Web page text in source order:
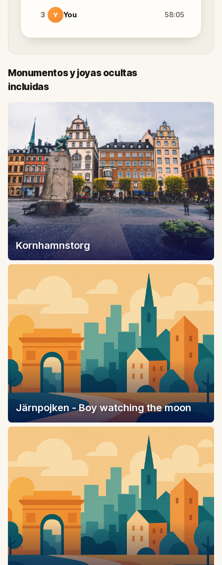
3 Y You 58:05
Monumentos y joyas ocultas
incluidas
Kornhamnstorg
Järnpojken - Boy watching the moon